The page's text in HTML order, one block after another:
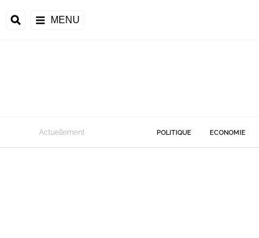
MENU
Actuellement POLITIQUE ECONOMIE